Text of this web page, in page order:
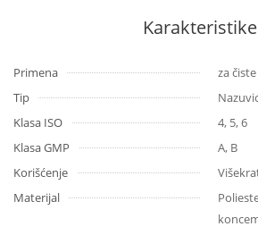
Karakteristike
Primena
za
Tip
Klasa ISO
4, 5, 6
Klasa GMP
A, B
Korišćenje
Materijal